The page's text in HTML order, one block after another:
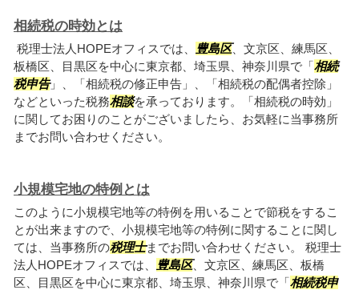
相続税の時効とは
税理士法人HOPEオフィスでは、 豊島区、文京区、練馬区、
板橋区、目黒区を中心に東京都、埼玉県、神奈川県で「相続
税申告」、「相続税の修正申告」、「相続税の配偶者控除」
などといった税務相談を承っております。「相続税の時効」
に関してお困りのことがございましたら、お気軽に当事務所
までお問い合わせください。
小規模宅地の特例とは
このように小規模宅地等の特例を用いることで節税をするこ
とが出来ますので、小規模宅地等の特例に関することに関し
ては、当事務所の税理士までお問い合わせください。 税理士
法人HOPEオフィスでは、
豊島区、文京区、練馬区、板橋
区、目黒区を中心に東京都、埼玉県、神奈川県で「相続税申